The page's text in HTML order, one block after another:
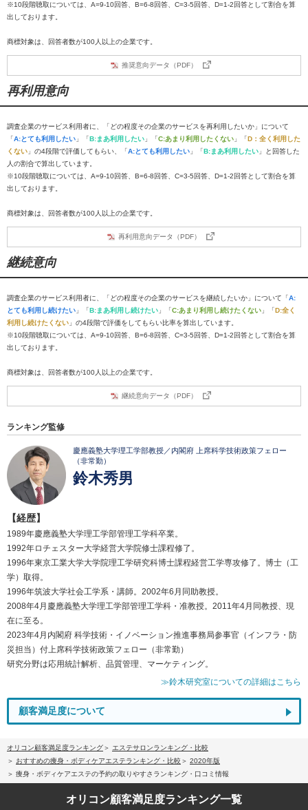
※10段階聴取については、A=9-10回答、B=6-8回答、C=3-5回答、D=1-2回答として割合を算
出しております。
商標対象は、回答者数が100人以上の企業です。
推奨意向データ（PDF）
再利用意向
調査企業のサービス利用者に、「どの程度その企業のサービスを再利用したいか」について
「A:とても利用したい 」「B:まあ利用したい 」「C:あまり利用したくない 」「D：全く利用した
くない 」の4段階で評価してもらい、「A:とても利用したい 」「B:まあ利用したい 」と回答した
人の割合で算出しています。
※10段階聴取については、A=9-10回答、B=6-8回答、C=3-5回答、D=1-2回答として割合を算
出しております。
商標対象は、回答者数が100人以上の企業です。
再利用意向データ（PDF）
継続意向
調査企業のサービス利用者に、「どの程度その企業のサービスを継続したいか」について「A:
とても利用し続けたい 」「B:まあ利用し続けたい 」「C:あまり利用し続けたくない 」「D:全く
利用し続けたくない 」の4段階で評価をしてもらい比率を算出しています。
※10段階聴取については、A=9-10回答、B=6-8回答、C=3-5回答、D=1-2回答として割合を算
出しております。
商標対象は、回答者数が100人以上の企業です。
継続意向データ（PDF）
ランキング監修
慶應義塾大学理工学部教授／内閣府 上席科学技術政策フェロー
（非常勤）
鈴木秀男
【経歴】
1989年慶應義塾大学理工学部管理工学科卒業。
1992年ロチェスター大学経営大学院修士課程修了。
1996年東京工業大学大学院理工学研究科博士課程経営工学専攻修了。博士（工
学）取得。
1996年筑波大学社会工学系・講師。2002年6月同助教授。
2008年4月慶應義塾大学理工学部管理工学科・准教授。2011年4月同教授、現
在に至る。
2023年4月内閣府 科学技術・イノベーション推進事務局参事官（インフラ・防
災担当）付上席科学技術政策フェロー（非常勤）
研究分野は応用統計解析、品質管理、マーケティング。
≫鈴木研究室についての詳細はこちら
顧客満足度について
オリコン顧客満足度ランキング
エステサロンランキング・比較
おすすめの痩身・ボディケアエステランキング・比較
2020年版
痩身・ボディケアエステの予約の取りやすさランキング・口コミ情報
オリコン顧客満足度ランキング一覧